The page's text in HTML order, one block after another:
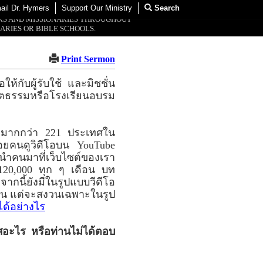
Dr. Hymers Support Our Ministry
Search
AND MISSIONARIES THROUGHOUT
OR BIBLE SCHOOLS.
Print Sermon
ให้กับผู้รับใช้ และมิชชั่น
รรมหรือโรงเรียนอบรม
ากกว่า 221 ประเทศใน
คนดูวิดีโอบน YouTube
ำคนมาที่เว็บไซต์ของเรา
ทุก ๆ เดือน บท
กนี้ยังมีในรูปแบบวีดีโอ
แต่จะสงวนเฉพาะในรูป
อย่างไร
ะไร หรือท่านไม่ได้ตอบ